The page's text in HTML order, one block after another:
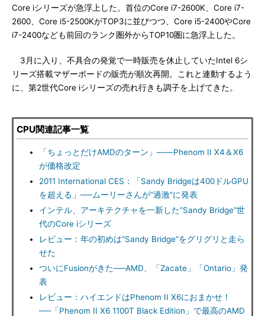
Core iシリーズが急浮上した。首位のCore i7-2600K、Core i7-
2600、Core i5-2500KがTOP3に並びつつ、Core i5-2400やCore
i7-2400なども前回のランク圏外からTOP10圏に急浮上した。
3月に入り、不具合の発覚で一時販売を休止していたIntel 6シ
リーズ搭載マザーボードの販売が順次再開。これと連動するよう
に、第2世代Core iシリーズの売れ行きも調子を上げてきた。
CPU関連記事一覧
「ちょっとだけAMDのターン」――Phenom II X4＆X6
が価格改定
2011 International CES：「Sandy Bridgeは400ドルGPU
を超える」──ムーリーさんが“過激”に発表
インテル、アーキテクチャを一新した“Sandy Bridge”世
代のCore iシリーズ
レビュー：年の初めは“Sandy Bridge”をグリグリと走ら
せた
ついにFusionがきた──AMD、「Zacate」「Ontario」発
表
レビュー：ハイエンドはPhenom II X6におまかせ！
──「Phenom II X6 1100T Black Edition」で最高のAMD